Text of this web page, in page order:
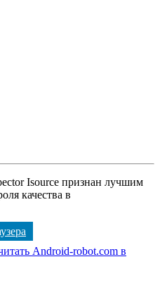
Isource признан лучшим
качества в
Android-robot.com в